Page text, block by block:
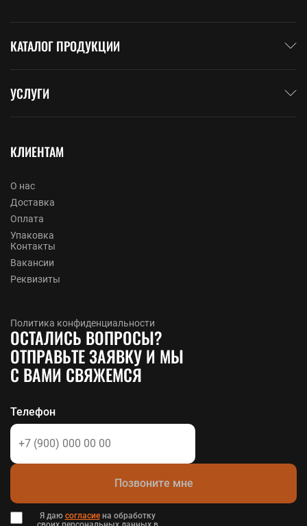
КАТАЛОГ ПРОДУКЦИИ
УСЛУГИ
КЛИЕНТАМ
О нас
Доставка
Оплата
Упаковка
Контакты
Вакансии
Реквизиты
Политика конфиденциальности
ОСТАЛИСЬ ВОПРОСЫ?
ОТПРАВЬТЕ ЗАЯВКУ И МЫ
С ВАМИ СВЯЖЕМСЯ
Телефон
Позвоните мне
Я даю согласиена обработку